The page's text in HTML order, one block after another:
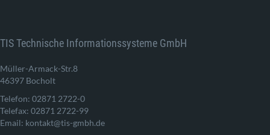
TIS Technische Informationssysteme GmbH
Müller-Armack-Str.8
46397 Bocholt
Telefon: 02871 2722-0
Telefax: 02871 2722-99
Email: kontakt@tis-gmbh.de